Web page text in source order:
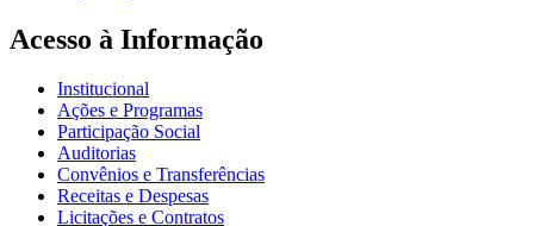
Acesso à Informação
Institucional
Ações e Programas
Participação Social
Auditorias
Convênios e Transferências
Receitas e Despesas
Licitações e Contratos